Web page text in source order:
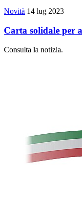
Novità 14 lug 2023
Carta solidale per
Consulta la notizia.